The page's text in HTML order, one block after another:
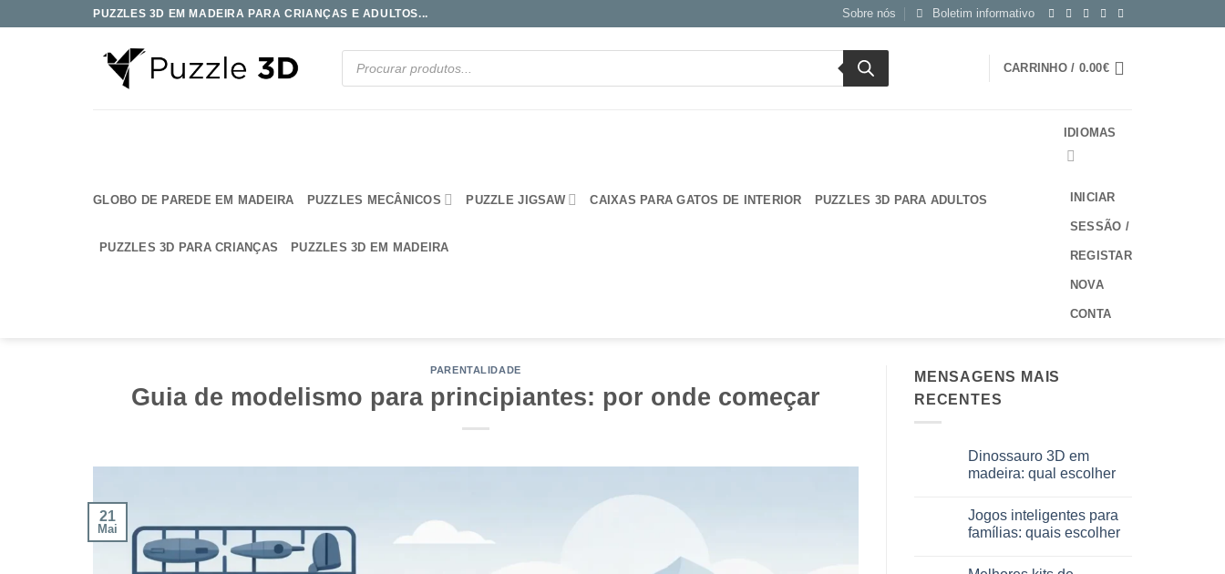
PUZZLES 3D EM MADEIRA PARA CRIANÇAS E ADULTOS... Sobre nós Boletim informativo
Products
search
CARRINHO / 0.00€
GLOBO DE PAREDE EM MADEIRA PUZZLES MECÂNICOS PUZZLE JIGSAW CAIXAS PARA GATOS DE INTERIOR PUZZLES 3D PARA ADULTOS
PUZZLES 3D PARA CRIANÇAS PUZZLES 3D EM MADEIRA
IDIOMAS
INICIAR
SESSÃO /
REGISTAR
NOVA
CONTA
PARENTALIDADE
Guia de modelismo para principiantes: por onde começar
21
Mai
MENSAGENS MAIS
RECENTES
Dinossauro 3D em
madeira: qual escolher
em
Dinosauro
3D
Jogos inteligentes para
famílias: quais escolher